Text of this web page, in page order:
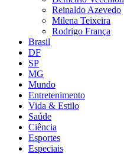
Reinaldo Azevedo
Milena Teixeira
Rodrigo França
Brasil
DF
SP
MG
Mundo
Entretenimento
Vida & Estilo
Saúde
Ciência
Esportes
Especiais